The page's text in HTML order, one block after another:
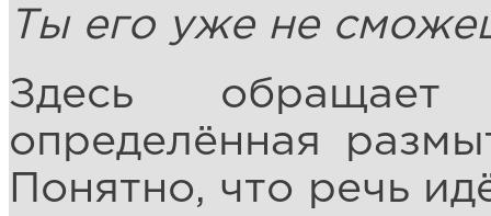
Ты его уже не
Здесь
определённая
Понятно, что речь